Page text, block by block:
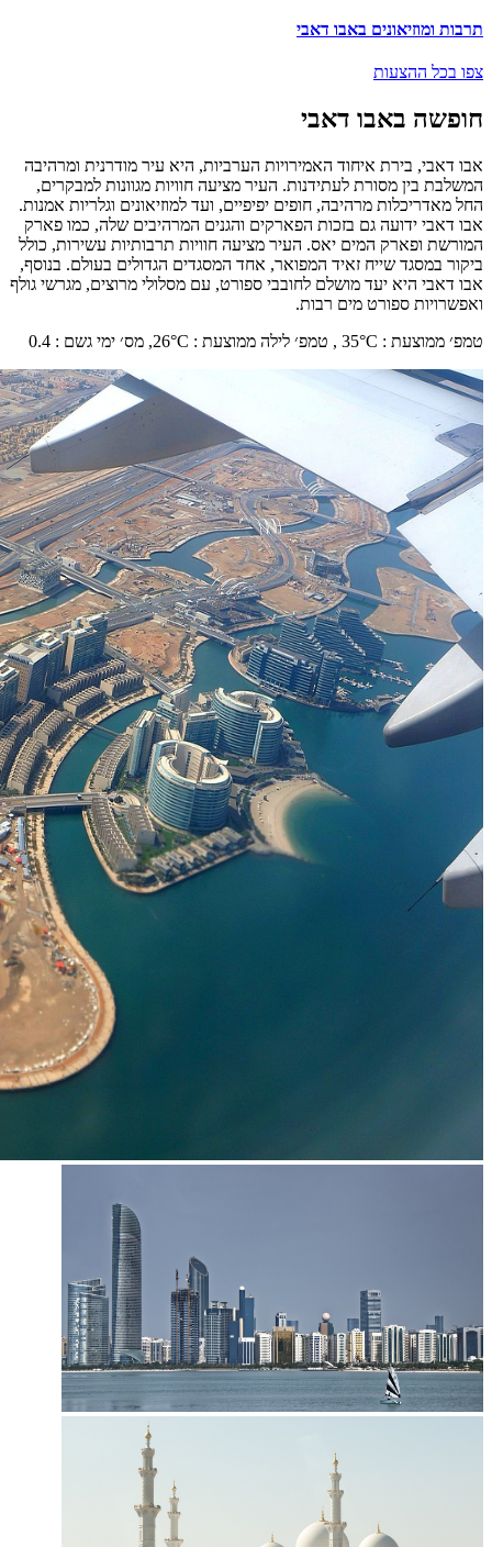
תרבות ומוזיאונים באבו דאבי
צפו בכל ההצעות
חופשה באבו דאבי
אבו דאבי, בירת איחוד האמירויות הערביות, היא עיר מודרנית ומרהיבה
המשלבת בין מסורת לעתידנות. העיר מציעה חוויות מגוונות למבקרים,
החל מאדריכלות מרהיבה, חופים יפיפיים, ועד למוזיאונים וגלריות אמנות.
אבו דאבי ידועה גם בזכות הפארקים והגנים המרהיבים שלה, כמו פארק
המורשת ופארק המים יאס. העיר מציעה חוויות תרבותיות עשירות, כולל
ביקור במסגד שייח זאיד המפואר, אחד המסגדים הגדולים בעולם. בנוסף,
אבו דאבי היא יעד מושלם לחובבי ספורט, עם מסלולי מרוצים, מגרשי גולף
ואפשרויות ספורט מים רבות.
טמפ׳ ממוצעת :
35°C , טמפ׳ לילה ממוצעת :
26°C, מס׳ ימי גשם :
0.4